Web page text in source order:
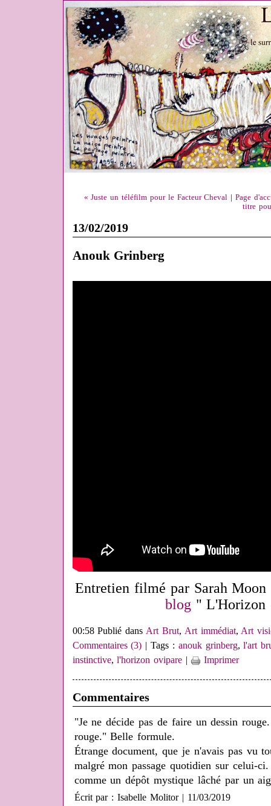
« Juste un téléfilm pour le Facteur Cheval |Page
titre
13/02/2019
Anouk Grinberg
Entretien filmé par Sarah
blog " L'Horizon
00:58 Publié dansArt Brut, Art immédiat,Art
Commentaires (3) | Tags : anouk grinberg,l'art
instinctive,l'horizon ovipare | Imprimer
Commentaires
"Je ne décide pas de faire un dessin
rouge." Belle formule.
Étrange document, que je n'avais pas vu
malgré mon passage quotidien sur celui-
comme un dépôt mystique lâché par un
Écrit par : Isabelle Molitor | 11/03/2019